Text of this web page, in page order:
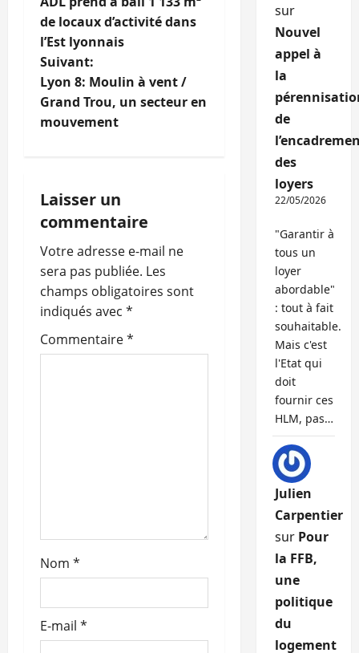
a
v
i
g
t
i
o
n
d
’
l
de locaux d’activité dans
l’Est lyonnais
Suivant:
Lyon 8: Moulin à vent /
Grand Trou, un secteur en
mouvement
Laisser un
commentaire
Votre adresse e-mail ne
sera pas publiée. Les
champs obligatoires sont
indiqués avec *
Commentaire*
Nom *
E-mail *
sur
Nouvel
appel à
la
de
des
loyers
22/05/2026
"Garantir à
tous un
loyer
abordable"
: tout à fait
souhaitable.
Mais c'est
l'Etat qui
doit
fournir ces
HLM, pas…
Julien
Carpentier
sur Pour
la FFB,
une
politique
du
logement